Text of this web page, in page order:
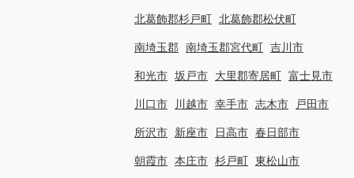
北葛飾郡杉戸町 北葛飾郡松伏町
南埼玉郡 南埼玉郡宮代町 吉川市
和光市 坂戸市 大里郡寄居町 富士見市
川口市 川越市 幸手市 志木市 戸田市
所沢市 新座市 日高市 春日部市
朝霞市 本庄市 杉戸町 東松山市